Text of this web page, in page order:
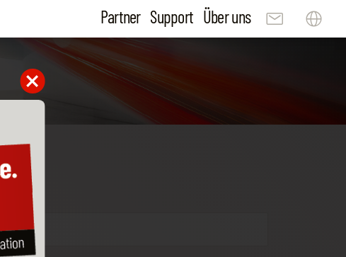
Partner Support Über uns